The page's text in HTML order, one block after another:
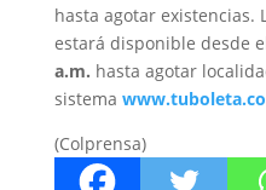
hasta agotar existencias.
estará disponible desde
a.m. hasta agotar
sistema
(Colprensa)